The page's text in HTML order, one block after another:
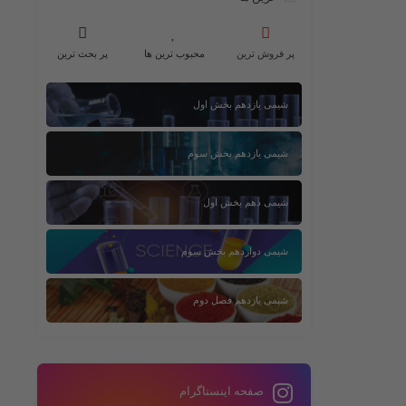
پر فروش ترین محبوب ترین ها پر بحث ترین
شیمی یازدهم بخش اول
شیمی یازدهم بخش سوم
شیمی دهم بخش اول
شیمی دوازدهم بخش سوم
شیمی یازدهم فصل دوم
صفحه اینستاگرام